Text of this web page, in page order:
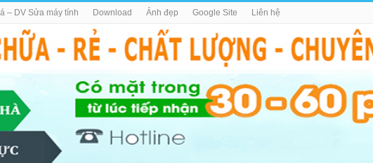
– DV Sửa máy tính Download Ảnh đẹp Google Site Liên hệ